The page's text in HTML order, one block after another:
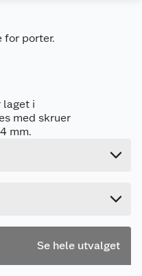
for porter.
laget i
med skruer
mm.
omtale ennå.
0.936 kg
Se hele utvalget